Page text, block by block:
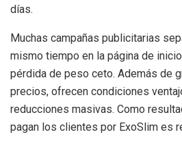
días.
Muchas campañas publicitarias
mismo tiempo en la página de
pérdida de peso ceto. Además de
precios, ofrecen condiciones
reducciones masivas. Como
pagan los clientes por ExoSlim es